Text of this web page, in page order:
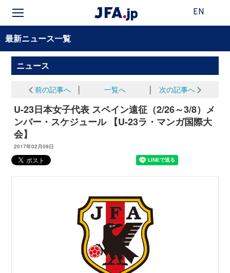
EN
最新ニュース一覧
ニュース
前の記事へ 一覧へ 次の記事へ
U-23日本女子代表 スペイン遠征（2/26～3/8）メ
ンバー・スケジュール 【U-23ラ・マンガ国際大
会】
2017年02月09日